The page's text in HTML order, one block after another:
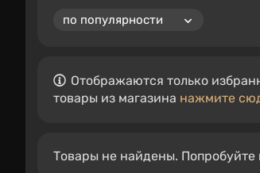
Отображаются только
товары из магазина нажмите
Товары не найдены. Попробуйте